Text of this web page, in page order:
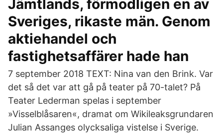
Jämtlands, förmodligen en av
Sveriges, rikaste män. Genom
aktiehandel och
fastighetsaffärer hade han
7 september 2018 TEXT: Nina van den Brink. Var
det så det var att gå på teater på 70-talet? På
Teater Lederman spelas i september
»Visselblåsaren«, dramat om Wikileaksgrundaren
Julian Assanges olycksaliga vistelse i Sverige.